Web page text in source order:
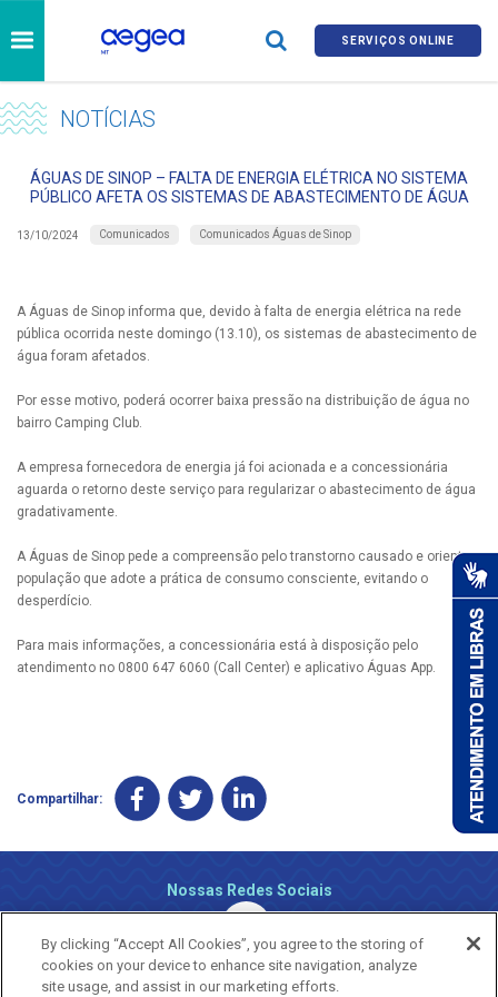
SERVIÇOS ONLINE
NOTÍCIAS
ÁGUAS DE SINOP – FALTA DE ENERGIA ELÉTRICA NO SISTEMA
PÚBLICO AFETA OS SISTEMAS DE ABASTECIMENTO DE ÁGUA
13/10/2024 Comunicados Comunicados Águas de Sinop
A Águas de Sinop informa que, devido à falta de energia elétrica na rede
pública ocorrida neste domingo (13.10), os sistemas de abastecimento de
água foram afetados.
Por esse motivo, poderá ocorrer baixa pressão na distribuição de água no
bairro Camping Club.
A empresa fornecedora de energia já foi acionada e a concessionária
aguarda o retorno deste serviço para regularizar o abastecimento de água
gradativamente.
A Águas de Sinop pede a compreensão pelo transtorno causado e orienta a
população que adote a prática de consumo consciente, evitando o
desperdício.
Para mais informações, a concessionária está à disposição pelo
atendimento no 0800 647 6060 (Call Center) e aplicativo Águas App.
Compartilhar:
Nossas Redes Sociais
By clicking “Accept All Cookies”, you agree to the storing of
cookies on your device to enhance site navigation, analyze
site usage, and assist in our marketing efforts.